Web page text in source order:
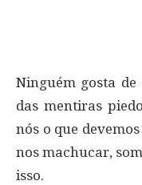
Ninguém gosta
das mentiras
nós o que
nos machucar,
isso.